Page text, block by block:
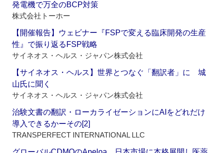
発電機で万全のBCP対策
株式会社トーホー
【開催報告】ウェビナー『FSPで変える臨床開発の生産
性』で振り返るFSP戦略
サイネオス・ヘルス・ジャパン株式会社
【サイネオス・ヘルス】世界とつなぐ「翻訳者」に 城
山氏に聞く
サイネオス・ヘルス・ジャパン株式会社
治験文書の翻訳・ローカライゼーションにAIをどれだけ
導入できるかーその[2]
TRANSPERFECT INTERNATIONAL LLC